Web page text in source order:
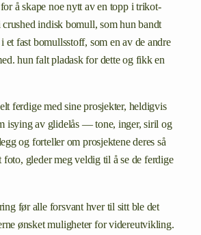
å skape noe nytt av en topp i trikot-
indisk bomull, som hun bandt
et fast bomullsstoff, som en av de andre
hun falt pladask for dette og fikk en
ferdige med sine prosjekter, heldigvis
isying av glidelås — tone, inger, siril og
og forteller om prosjektene deres så
foto, gleder meg veldig til å se de ferdige
før alle forsvant hver til sitt ble det
ønsket muligheter for videreutvikling.